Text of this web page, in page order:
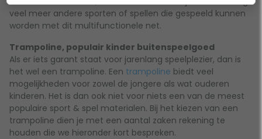
veel meer andere sporten of spellen die gespeeld kunnen
worden met dit multifunctionele net.
Trampoline, populair kinder buitenspeelgoed
Als er iets garant staat voor jarenlang speelplezier, dan is
het wel een trampoline. Een trampoline biedt veel
mogelijkheden voor zowel de jongere als wat ouderen
kinderen. Het is dan ook niet voor niets een van de meest
populaire sport & spel materialen. Bij het kiezen van een
trampoline dien je met een aantal zaken rekening te
houden die we hieronder kort bespreken.